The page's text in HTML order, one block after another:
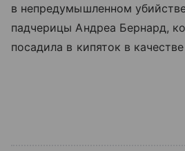
в непредумышленном
падчерицы Андреа Бернард,
посадила в кипяток в